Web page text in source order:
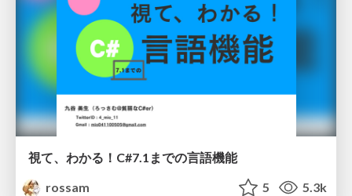
視て、わかる！C#7.1までの言語機能
rossam
5 5.3k